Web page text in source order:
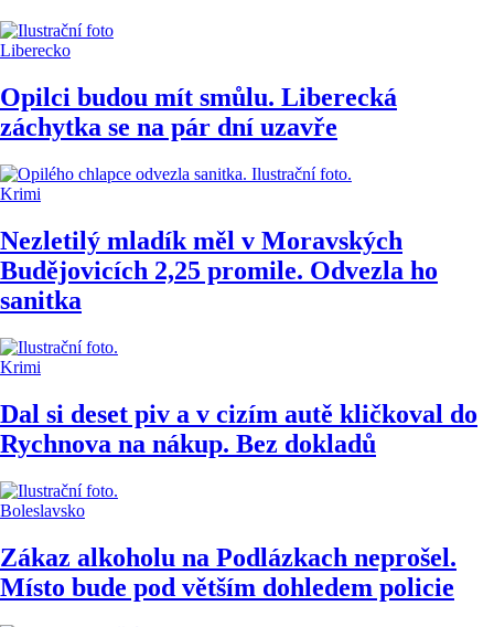
Liberecko
Opilci budou mít smůlu. Liberecká
záchytka se na pár dní uzavře
Krimi
Nezletilý mladík měl v Moravských
Budějovicích 2,25 promile. Odvezla ho
sanitka
Krimi
Dal si deset piv a v cizím autě kličkoval do
Rychnova na nákup. Bez dokladů
Boleslavsko
Zákaz alkoholu na Podlázkach neprošel.
Místo bude pod větším dohledem policie